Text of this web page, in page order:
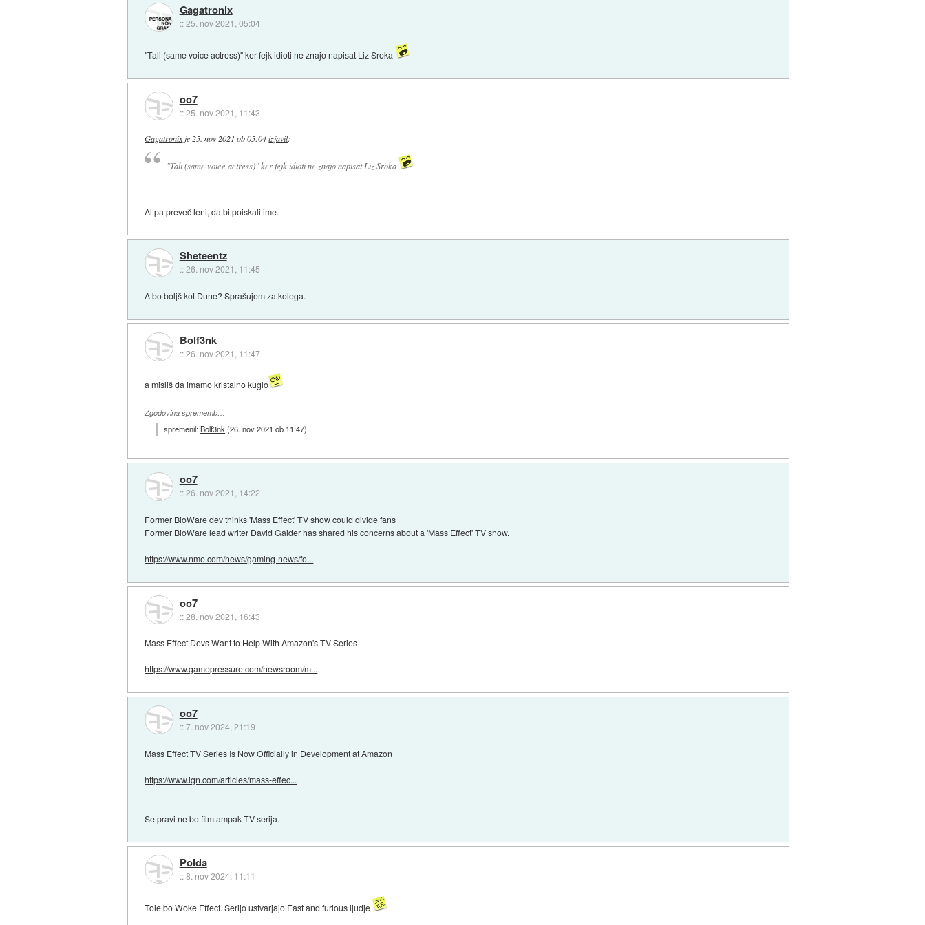
Gagatronix
::25. nov 2021, 05:04
"Tali (same voice actress)" ker fejk idioti ne znajo napisat Liz Sroka
oo7
::25. nov 2021, 11:43
Gagatronixje25. nov 2021 ob 05:04 izjavil:
"Tali (same voice actress)" ker fejk idioti ne znajo napisat Liz Sroka
Al pa preveč leni, da bi poiskali ime.
Sheteentz
::26. nov 2021, 11:45
A bo boljš kot Dune? Sprašujem za kolega.
Bolf3nk
::26. nov 2021, 11:47
a misliš da imamo kristalno kuglo
Zgodovina sprememb…
spremenil:Bolf3nk (26. nov 2021 ob 11:47)
oo7
::26. nov 2021, 14:22
Former BioWare dev thinks 'Mass Effect' TV show could divide fans
Former BioWare lead writer David Gaider has shared his concerns about a 'Mass Effect' TV show.
https://www.nme.com/news/gaming-news/fo...
oo7
::28. nov 2021, 16:43
Mass Effect Devs Want to Help With Amazon's TV Series
https://www.gamepressure.com/newsroom/m...
oo7
::7. nov 2024, 21:19
Mass Effect TV Series Is Now Officially in Development at Amazon
https://www.ign.com/articles/mass-effec...
Se pravi ne bo film ampak TV serija.
Polda
::8. nov 2024, 11:11
Tole bo Woke Effect. Serijo ustvarjajo Fast and furious ljudje